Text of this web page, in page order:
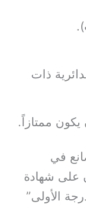
ذات
ممتازاً.
في
على شهادة
الأولى”